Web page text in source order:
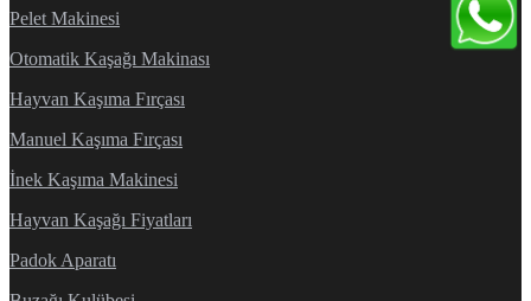
Pelet Makinesi
Otomatik Kaşağı Makinası
Hayvan Kaşıma Fırçası
Manuel Kaşıma Fırçası
İnek Kaşıma Makinesi
Hayvan Kaşağı Fiyatları
Padok Aparatı